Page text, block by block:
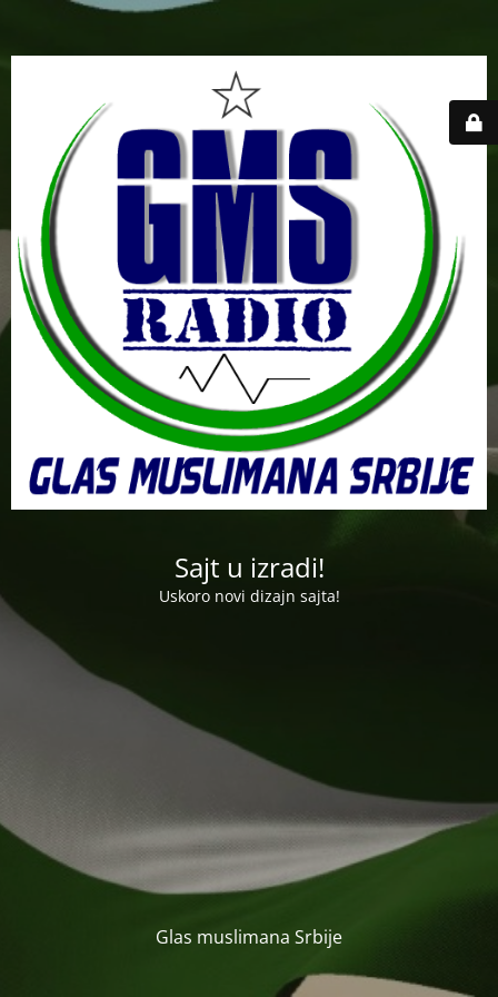
Sajt u izradi!
Uskoro novi dizajn sajta!
Glas muslimana Srbije